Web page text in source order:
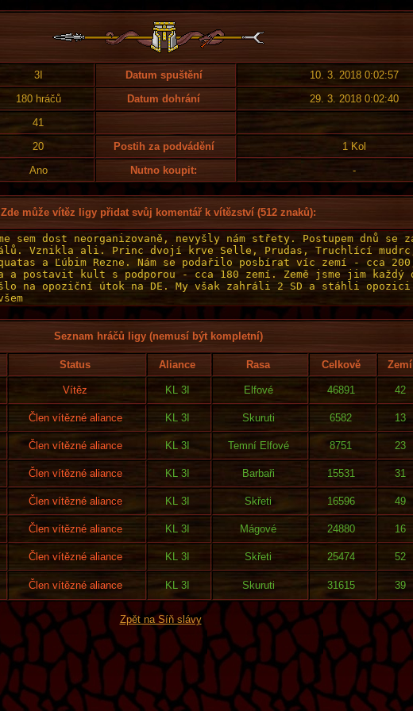
3I Datum spuštění
10. 3. 2018 0:02:57
180 hráčů Datum dohrání
29. 3. 2018 0:02:40
41
20 Postih za podvádění
1 Kol
Ano Nutno koupit: -
Zde může vítěz ligy přidat svůj komentář k vítězství (512 znaků):
Seznam hráčů ligy (nemusí být kompletní)
Status Aliance Rasa Celkově Zemí
Vítěz KL 3I Elfové 46891 42
Člen vítězné aliance KL 3I Skuruti 6582 13
Člen vítězné aliance KL 3I Temní Elfové 8751 23
Člen vítězné aliance KL 3I Barbaři 15531 31
Člen vítězné aliance KL 3I Skřeti 16596 49
Člen vítězné aliance KL 3I Mágové 24880 16
Člen vítězné aliance KL 3I Skřeti 25474 52
Člen vítězné aliance KL 3I Skuruti 31615 39
Zpět na Síň slávy